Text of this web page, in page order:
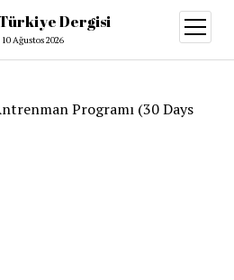
Dergisi
10 Ağustos 2026
aç
Programı (30 Days